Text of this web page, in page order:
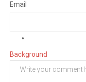
Email
Background